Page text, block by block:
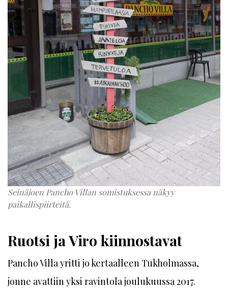
Seinäjoen Pancho Villan somistuksessa näkyy
paikallispiirteitä.
Ruotsi ja Viro kiinnostavat
Pancho Villa yritti jo kertaalleen Tukholmassa,
jonne avattiin yksi ravintola joulukuussa 2017.